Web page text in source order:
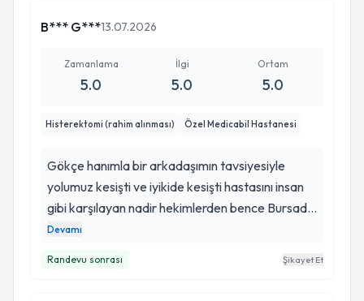
B*** G***13.07.2026
Zamanlama
5.0
İlgi
5.0
Ortam
5.0
Histerektomi (rahim alınması) Özel Medicabil Hastanesi
Gökçe hanımla bir arkadaşımın tavsiyesiyle
yolumuz kesişti ve iyikide kesişti hastasını insan
gibi karşılayan nadir hekimlerden bence Bursada
oldukça hayrı sayılır ve isim yapmış hekime gittim
Devamı
Randevu sonrası Şikayet Et